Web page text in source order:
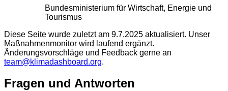
Bundesministerium für Wirtschaft, Energie und
Tourismus
Diese Seite wurde zuletzt am 9.7.2025 aktualisiert. Unser
Maßnahmenmonitor wird laufend ergänzt.
Änderungsvorschläge und Feedback gerne an
team@klimadashboard.org.
Fragen und Antworten